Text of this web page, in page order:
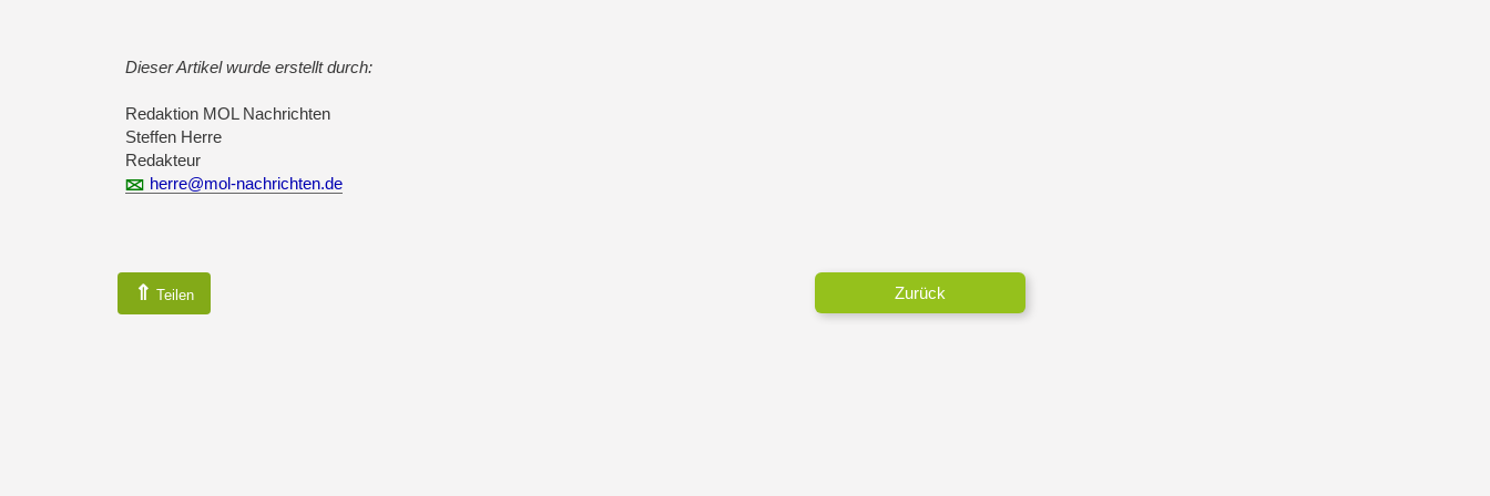
Dieser Artikel wurde erstellt durch:
Redaktion MOL Nachrichten
Steffen Herre
Redakteur
herre@mol-nachrichten.de
⇑ Teilen Zurück